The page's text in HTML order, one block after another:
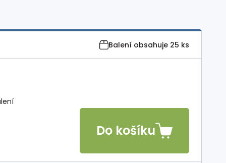
Balení obsahuje 25 ks
Do košíku